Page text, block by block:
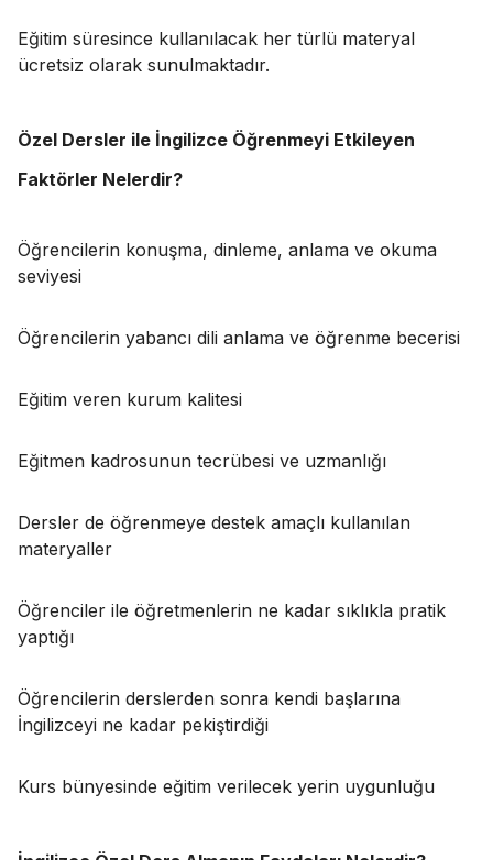
Eğitim süresince kullanılacak her türlü materyal
ücretsiz olarak sunulmaktadır.
Özel Dersler ile İngilizce Öğrenmeyi Etkileyen
Faktörler Nelerdir?
Öğrencilerin konuşma, dinleme, anlama ve okuma
seviyesi
Öğrencilerin yabancı dili anlama ve öğrenme becerisi
Eğitim veren kurum kalitesi
Eğitmen kadrosunun tecrübesi ve uzmanlığı
Dersler de öğrenmeye destek amaçlı kullanılan
materyaller
Öğrenciler ile öğretmenlerin ne kadar sıklıkla pratik
yaptığı
Öğrencilerin derslerden sonra kendi başlarına
İngilizceyi ne kadar pekiştirdiği
Kurs bünyesinde eğitim verilecek yerin uygunluğu